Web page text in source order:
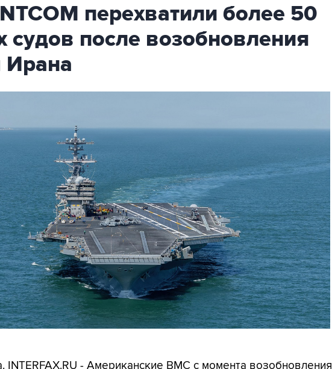
перехватили более 50
судов после возобновления
INTERFAX.RU - Американские ВМС с момента возобновления